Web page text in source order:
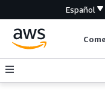
Español